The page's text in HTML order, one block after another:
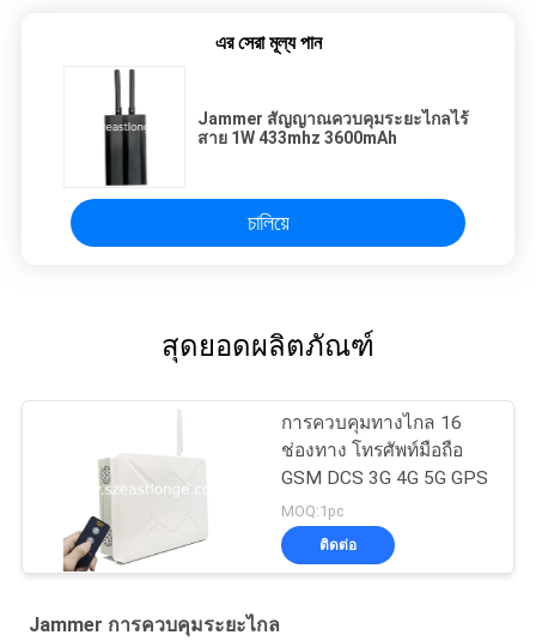
এর সেরা মূল্য পান
Jammer สัญญาณควบคุมระยะไกลไร้
สาย 1W 433mhz 3600mAh
চালিয়ে
สุดยอดผลิตภัณฑ์
การควบคุมทางไกล 16
ช่องทาง โทรศัพท์มือถือ
GSM DCS 3G 4G 5G GPS
MOQ:1pc
ติดต่อ
Jammer การควบคุมระยะไกล